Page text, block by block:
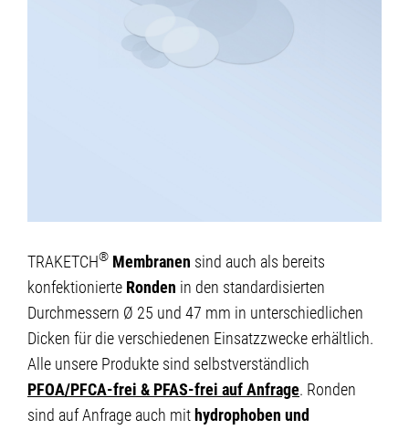
TRAKETCH® Membranen sind auch als bereits
konfektionierte Ronden in den standardisierten
Durchmessern Ø 25 und 47 mm in unterschiedlichen
Dicken für die verschiedenen Einsatzzwecke erhältlich.
Alle unsere Produkte sind selbstverständlich
PFOA/PFCA-frei & PFAS-frei auf Anfrage. Ronden
sind auf Anfrage auch mit hydrophoben und